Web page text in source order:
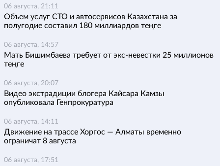
06 августа, 21:11
Объем услуг СТО и автосервисов Казахстана за
полугодие составил 180 миллиардов теңге
06 августа, 14:57
Мать Бишимбаева требует от экс-невестки 25 миллионов
теңге
06 августа, 20:07
Видео экстрадиции блогера Кайсара Камзы
опубликовала Генпрокуратура
06 августа, 14:11
Движение на трассе Хоргос — Алматы временно
ограничат 8 августа
06 августа, 17:51